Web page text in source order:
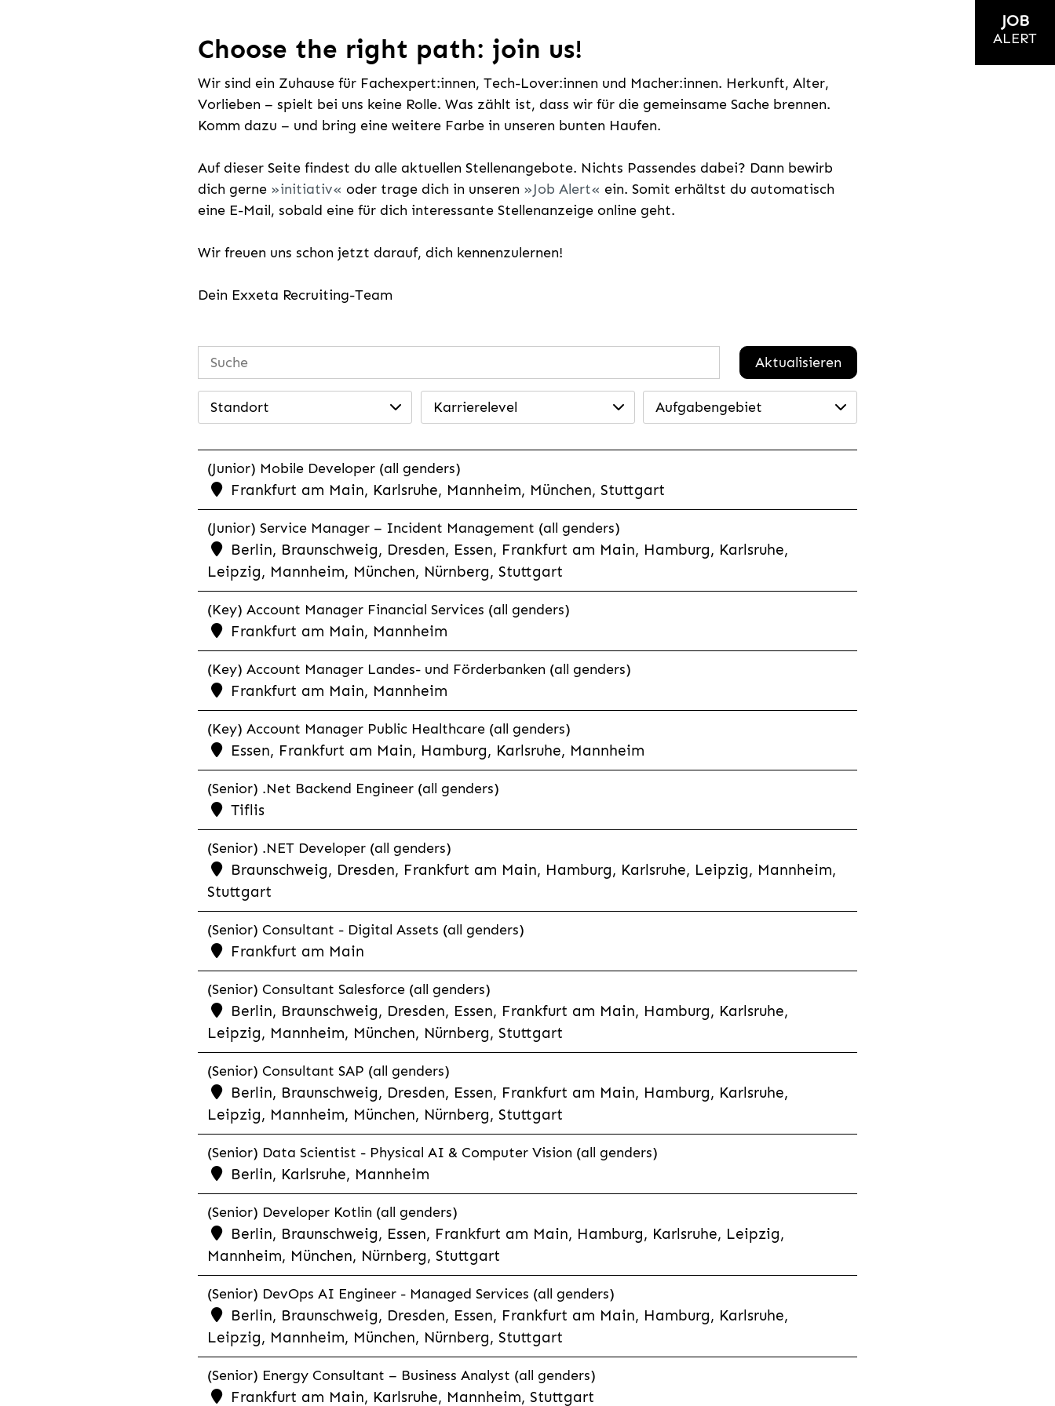
Choose the right path: join us!
Wir sind ein Zuhause für Fachexpert:innen, Tech-Lover:innen und Macher:innen. Herkunft, Alter,
Vorlieben – spielt bei uns keine Rolle. Was zählt ist, dass wir für die gemeinsame Sache brennen.
Komm dazu – und bring eine weitere Farbe in unseren bunten Haufen.
Auf dieser Seite findest du alle aktuellen Stellenangebote. Nichts Passendes dabei? Dann bewirb
dich gerne
initiativ oder trage dich in unseren Job Alert
ein. Somit erhältst du automatisch
eine E-Mail, sobald eine für dich interessante Stellenanzeige online geht.
Wir freuen uns schon jetzt darauf, dich kennenzulernen!
Dein Exxeta Recruiting-Team
Aktualisieren
Standort Karrierelevel Aufgabengebiet
(Junior) Mobile Developer (all genders)
Frankfurt am Main, Karlsruhe, Mannheim, München, Stuttgart
(Junior) Service Manager – Incident Management (all genders)
Berlin, Braunschweig, Dresden, Essen, Frankfurt am Main, Hamburg, Karlsruhe,
Leipzig, Mannheim, München, Nürnberg, Stuttgart
(Key) Account Manager Financial Services (all genders)
Frankfurt am Main, Mannheim
(Key) Account Manager Landes- und Förderbanken (all genders)
Frankfurt am Main, Mannheim
(Key) Account Manager Public Healthcare (all genders)
Essen, Frankfurt am Main, Hamburg, Karlsruhe, Mannheim
(Senior) .Net Backend Engineer (all genders)
Tiflis
(Senior) .NET Developer (all genders)
Braunschweig, Dresden, Frankfurt am Main, Hamburg, Karlsruhe, Leipzig, Mannheim,
Stuttgart
(Senior) Consultant - Digital Assets (all genders)
Frankfurt am Main
(Senior) Consultant Salesforce (all genders)
Berlin, Braunschweig, Dresden, Essen, Frankfurt am Main, Hamburg, Karlsruhe,
Leipzig, Mannheim, München, Nürnberg, Stuttgart
(Senior) Consultant SAP (all genders)
Berlin, Braunschweig, Dresden, Essen, Frankfurt am Main, Hamburg, Karlsruhe,
Leipzig, Mannheim, München, Nürnberg, Stuttgart
(Senior) Data Scientist - Physical AI & Computer Vision (all genders)
Berlin, Karlsruhe, Mannheim
(Senior) Developer Kotlin (all genders)
Berlin, Braunschweig, Essen, Frankfurt am Main, Hamburg, Karlsruhe, Leipzig,
Mannheim, München, Nürnberg, Stuttgart
(Senior) DevOps AI Engineer - Managed Services (all genders)
Berlin, Braunschweig, Dresden, Essen, Frankfurt am Main, Hamburg, Karlsruhe,
Leipzig, Mannheim, München, Nürnberg, Stuttgart
(Senior) Energy Consultant – Business Analyst (all genders)
Frankfurt am Main, Karlsruhe, Mannheim, Stuttgart
JOB
ALERT